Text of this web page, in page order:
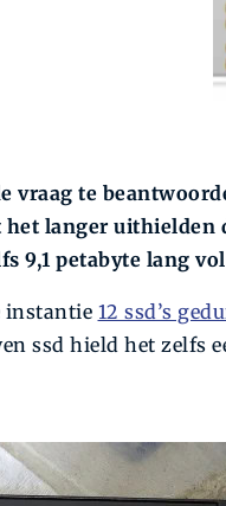
vraag te
het langer
9,1 petabyte lang
instantie 12 ssd’s
ssd hield het zelfs